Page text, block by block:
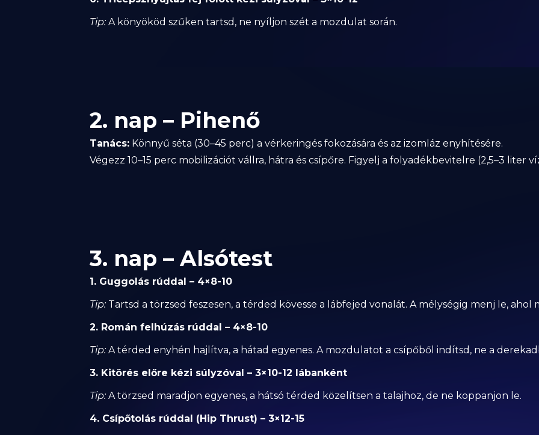
Tip:A könyököd szűken tartsd, ne nyíljon szét a mozdulat során.
2. nap – Pihenő
Tanács: Könnyű séta (30–45 perc) a vérkeringés fokozására és az izomláz enyhítésére.
Végezz 10–15 perc mobilizációt vállra, hátra és csípőre. Figyelj a folyadékbevitelre (2,5–3 liter
3. nap – Alsótest
1. Guggolás rúddal – 4×8-10
Tip:Tartsd a törzsed feszesen, a térded kövesse a lábfejed vonalát. A mélységig menj le,
2. Román felhúzás rúddal – 4×8-10
Tip:A térded enyhén hajlítva, a hátad egyenes. A mozdulatot a csípőből indítsd, ne a
3. Kitörés előre kézi súlyzóval – 3×10-12 lábanként
Tip:A törzsed maradjon egyenes, a hátsó térded közelítsen a talajhoz, de ne koppanjon le.
4. Csípőtolás rúddal (Hip Thrust) – 3×12-15